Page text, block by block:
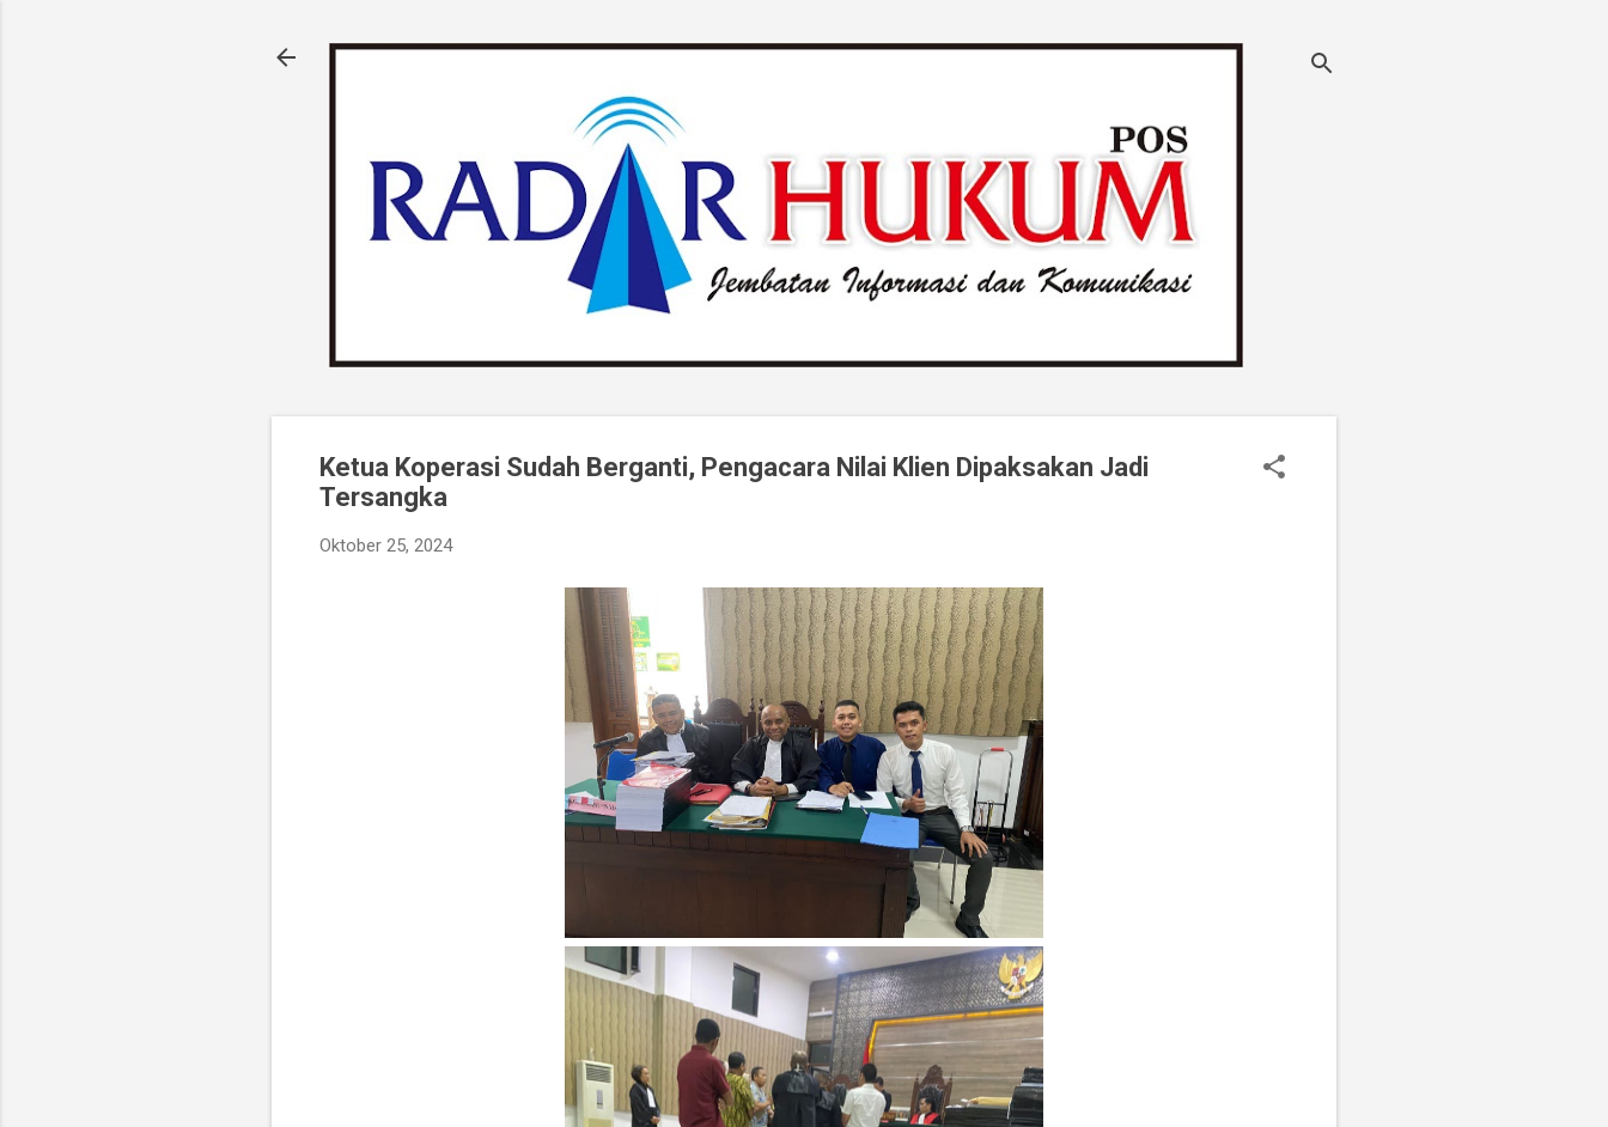
Ketua Koperasi Sudah Berganti, Pengacara Nilai Klien Dipaksakan Jadi
Tersangka
Oktober 25, 2024